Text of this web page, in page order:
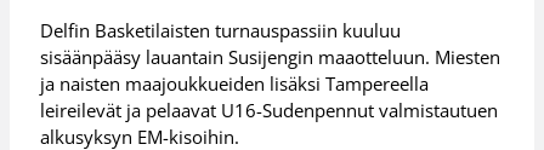
Delfin Basketilaisten turnauspassiin kuuluu
sisäänpääsy lauantain Susijengin maaotteluun. Miesten
ja naisten maajoukkueiden lisäksi Tampereella
leireilevät ja pelaavat U16-Sudenpennut valmistautuen
alkusyksyn EM-kisoihin.